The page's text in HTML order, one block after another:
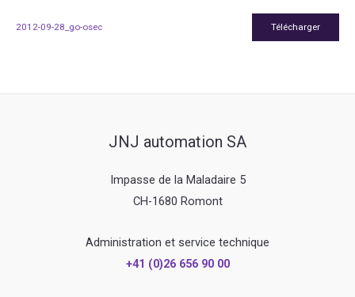
2012-09-28_go-osec Télécharger
JNJ automation SA
Impasse de la Maladaire 5
CH-1680 Romont
Administration et service technique
+41 (0)26 656 90 00